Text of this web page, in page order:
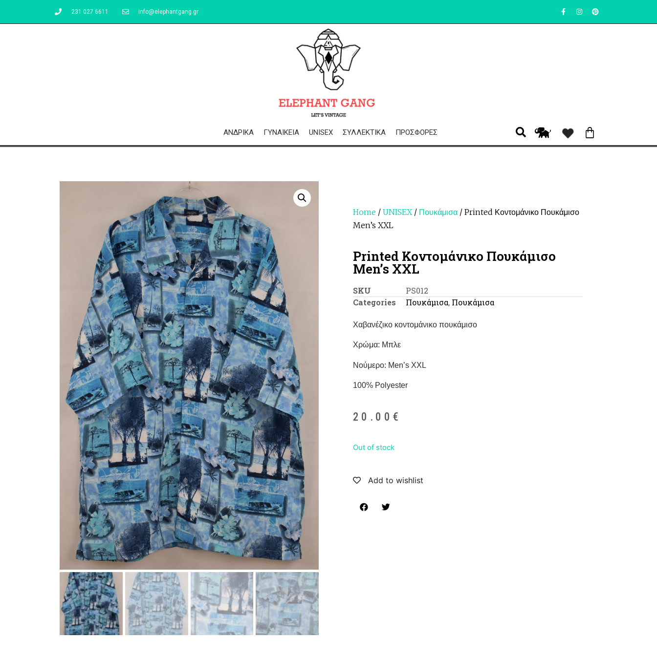
231 027 6611 info@elephantgang.gr
ΑΝΔΡΙΚΆ ΓΥΝΑΙΚΕΊΑ UNISEX ΣΥΛΛΕΚΤΙΚΆ ΠΡΟΣΦΟΡΈΣ
Home / UNISEX/ Πουκάμισα / Printed Κοντομάνικο Πουκάμισο
Men’s XXL
Printed Κοντομάνικο Πουκάμισο
Men’s XXL
SKU
PS012
Categories
Πουκάμισα, Πουκάμισα
Χαβανέζικο κοντομάνικο πουκάμισο
Χρώμα: Μπλε
Νούμερο: Μen’s XXL
100% Polyester
20.00 €
Out of stock
Add to wishlist